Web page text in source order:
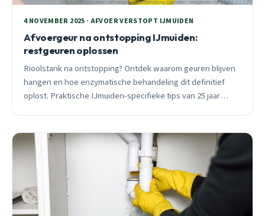
4 NOVEMBER 2025 · AFVOER VERSTOPT IJMUIDEN
Afvoergeur na ontstopping IJmuiden:
restgeuren oplossen
Rioolstank na ontstopping? Ontdek waarom geuren blijven
hangen en hoe enzymatische behandeling dit definitief
oplost. Praktische IJmuiden-specifieke tips van 25 jaar